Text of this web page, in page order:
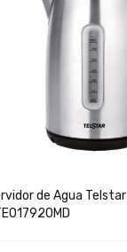
de Agua Telstar